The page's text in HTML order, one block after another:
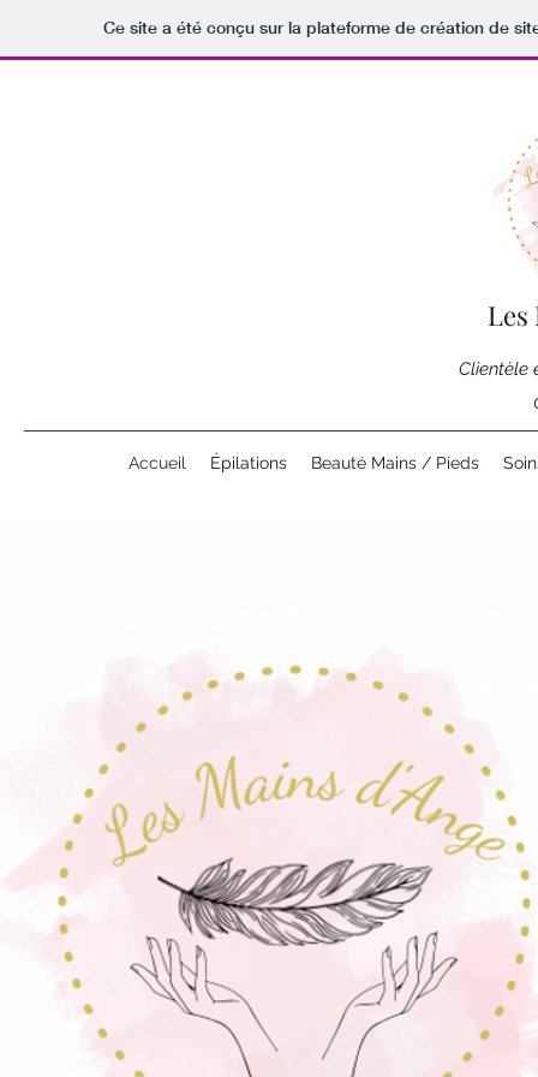
Ce site a été conçu sur la plateforme de création de
Les
Clientèle
Accueil Épilations Beauté Mains / Pieds